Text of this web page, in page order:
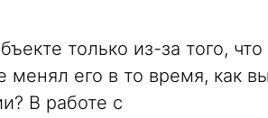
только из-за того, что
менял его в то время, как вы
В работе с